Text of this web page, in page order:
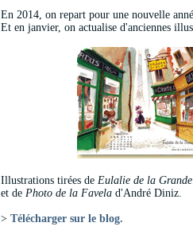
En 2014, on repart pour une nouvelle
Et en janvier, on actualise d'anciennes
Illustrations tirées de Eulalie de la
et de Photo de la Favela d'André Diniz.
> Télécharger sur le blog.